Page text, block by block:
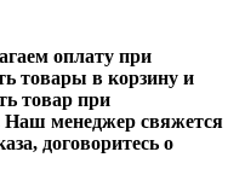
оплату при
товары в корзину и
товар при
Наш менеджер свяжется
договоритесь о